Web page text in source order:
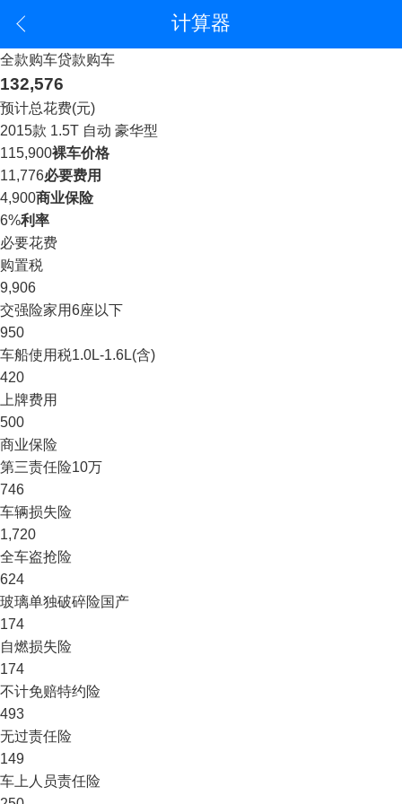
计算器
全款购车贷款购车
132,576
预计总花费(元)
2015款 1.5T 自动 豪华型
115,900裸车价格
11,776必要费用
4,900商业保险
6%利率
必要花费
购置税
9,906
交强险家用6座以下
950
车船使用税1.0L-1.6L(含)
420
上牌费用
500
商业保险
第三责任险10万
746
车辆损失险
1,720
全车盗抢险
624
玻璃单独破碎险国产
174
自燃损失险
174
不计免赔特约险
493
无过责任险
149
车上人员责任险